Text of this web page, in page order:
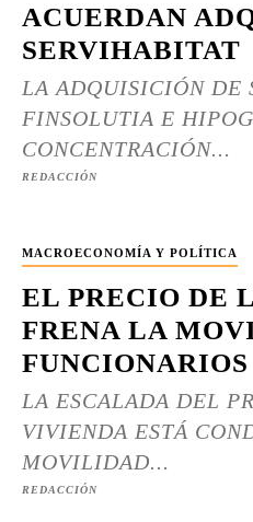
ACUERDAN
SERVIHABITAT
LA ADQUISICIÓN DE
FINSOLUTIA E
CONCENTRACIÓN...
REDACCIÓN
MACROECONOMÍA Y POLÍTICA
EL PRECIO DE
FRENA LA
FUNCIONARIOS
LA ESCALADA DEL
VIVIENDA ESTÁ
MOVILIDAD...
REDACCIÓN